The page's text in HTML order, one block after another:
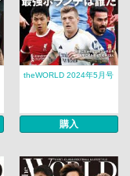
theWORLD 2024年5月号
購入